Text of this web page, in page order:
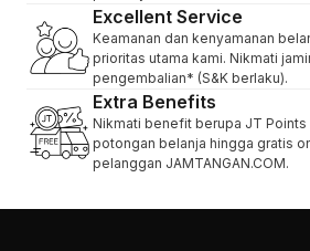
Excellent Service
Keamanan dan kenyamanan
prioritas utama kami. Nikmati
pengembalian* (S&K berlaku).
Extra Benefits
Nikmati benefit berupa JT Points
potongan belanja hingga gratis
pelanggan JAMTANGAN.COM.